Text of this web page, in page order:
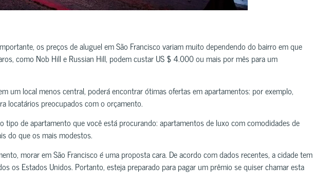
os preços de aluguel em São Francisco variam muito dependendo do bairro em que
como Nob Hill e Russian Hill, podem custar US $ 4.000 ou mais por mês para um
um local menos central, poderá encontrar ótimas ofertas em apartamentos: por exemplo,
locatários preocupados com o orçamento.
tipo de apartamento que você está procurando: apartamentos de luxo com comodidades de
do que os mais modestos.
morar em São Francisco é uma proposta cara. De acordo com dados recentes, a cidade tem
os Estados Unidos. Portanto, esteja preparado para pagar um prêmio se quiser chamar esta